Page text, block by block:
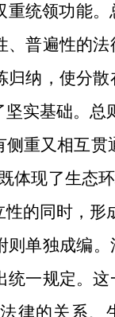
重统领功能。
、普遍性的
归纳，使分
实基础。总
重又相互贯
体现了生态
的同时，形
则单独成编。
统一规定。
律的关系